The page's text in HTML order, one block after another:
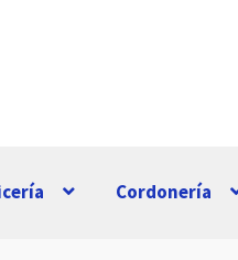
Cordonería